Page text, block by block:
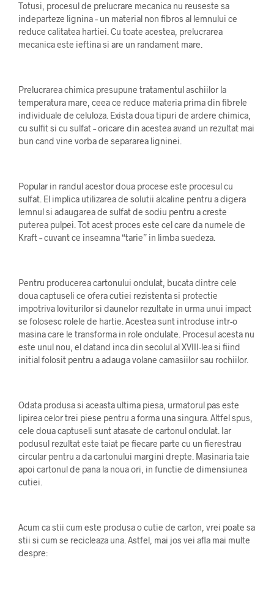
Totusi, procesul de prelucrare mecanica nu reuseste sa
indeparteze lignina – un material non fibros al lemnului ce
reduce calitatea hartiei. Cu toate acestea, prelucrarea
mecanica este ieftina si are un randament mare.
Prelucrarea chimica presupune tratamentul aschiilor la
temperatura mare, ceea ce reduce materia prima din fibrele
individuale de celuloza. Exista doua tipuri de ardere chimica,
cu sulfit si cu sulfat – oricare din acestea avand un rezultat mai
bun cand vine vorba de separarea ligninei.
Popular in randul acestor doua procese este procesul cu
sulfat. El implica utilizarea de solutii alcaline pentru a digera
lemnul si adaugarea de sulfat de sodiu pentru a creste
puterea pulpei. Tot acest proces este cel care da numele de
Kraft – cuvant ce inseamna “tarie” in limba suedeza.
Pentru producerea cartonului ondulat, bucata dintre cele
doua captuseli ce ofera cutiei rezistenta si protectie
impotriva loviturilor si daunelor rezultate in urma unui impact
se folosesc rolele de hartie. Acestea sunt introduse intr-o
masina care le transforma in role ondulate. Procesul acesta nu
este unul nou, el datand inca din secolul al XVIII-lea si fiind
initial folosit pentru a adauga volane camasiilor sau rochiilor.
Odata produsa si aceasta ultima piesa, urmatorul pas este
lipirea celor trei piese pentru a forma una singura. Altfel spus,
cele doua captuseli sunt atasate de cartonul ondulat. Iar
podusul rezultat este taiat pe fiecare parte cu un fierestrau
circular pentru a da cartonului margini drepte. Masinaria taie
apoi cartonul de pana la noua ori, in functie de dimensiunea
cutiei.
Acum ca stii cum este produsa o cutie de carton, vrei poate sa
stii si cum se recicleaza una. Astfel, mai jos vei afla mai multe
despre: